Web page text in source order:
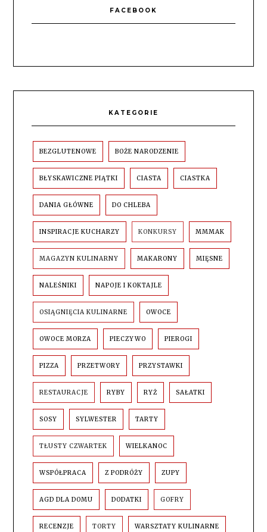
FACEBOOK
KATEGORIE
BEZGLUTENOWE BOŻE NARODZENIE
BŁYSKAWICZNE PIĄTKI CIASTA CIASTKA
DANIA GŁÓWNE DO CHLEBA
INSPIRACJE KUCHARZY KONKURSY MMMAK
MAGAZYN KULINARNY MAKARONY MIĘSNE
NALEŚNIKI NAPOJE I KOKTAJLE
OSIĄGNIĘCIA KULINARNE OWOCE
OWOCE MORZA PIECZYWO PIEROGI
PIZZA PRZETWORY PRZYSTAWKI
RESTAURACJE RYBY RYŻ SAŁATKI
SOSY SYLWESTER TARTY
TŁUSTY CZWARTEK WIELKANOC
WSPÓŁPRACA Z PODRÓŻY ZUPY
AGD DLA DOMU DODATKI GOFRY
RECENZJE TORTY WARSZTATY KULINARNE